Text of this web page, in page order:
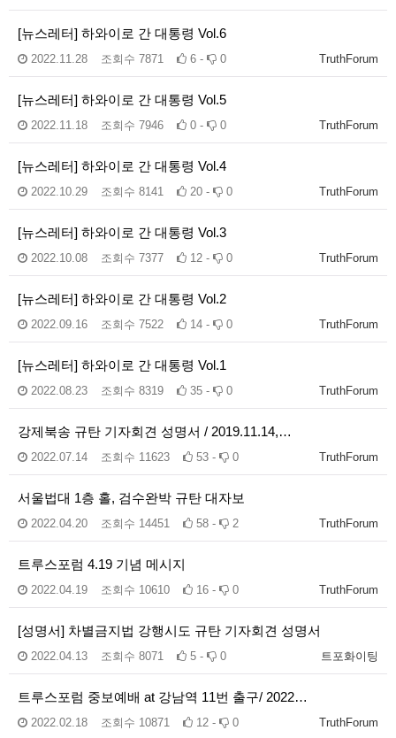
[뉴스레터] 하와이로 간 대통령 Vol.6
TruthForum
2022.11.28 조회수 7871 6 - 0
[뉴스레터] 하와이로 간 대통령 Vol.5
TruthForum
2022.11.18 조회수 7946 0 - 0
[뉴스레터] 하와이로 간 대통령 Vol.4
TruthForum
2022.10.29 조회수 8141 20 - 0
[뉴스레터] 하와이로 간 대통령 Vol.3
TruthForum
2022.10.08 조회수 7377 12 - 0
[뉴스레터] 하와이로 간 대통령 Vol.2
TruthForum
2022.09.16 조회수 7522 14 - 0
[뉴스레터] 하와이로 간 대통령 Vol.1
TruthForum
2022.08.23 조회수 8319 35 - 0
강제북송 규탄 기자회견 성명서 / 2019.11.14,…
TruthForum
2022.07.14 조회수 11623 53 - 0
서울법대 1층 홀, 검수완박 규탄 대자보
TruthForum
2022.04.20 조회수 14451 58 - 2
트루스포럼 4.19 기념 메시지
TruthForum
2022.04.19 조회수 10610 16 - 0
[성명서] 차별금지법 강행시도 규탄 기자회견 성명서
트포화이팅
2022.04.13 조회수 8071 5 - 0
트루스포럼 중보예배 at 강남역 11번 출구/ 2022…
TruthForum
2022.02.18 조회수 10871 12 - 0